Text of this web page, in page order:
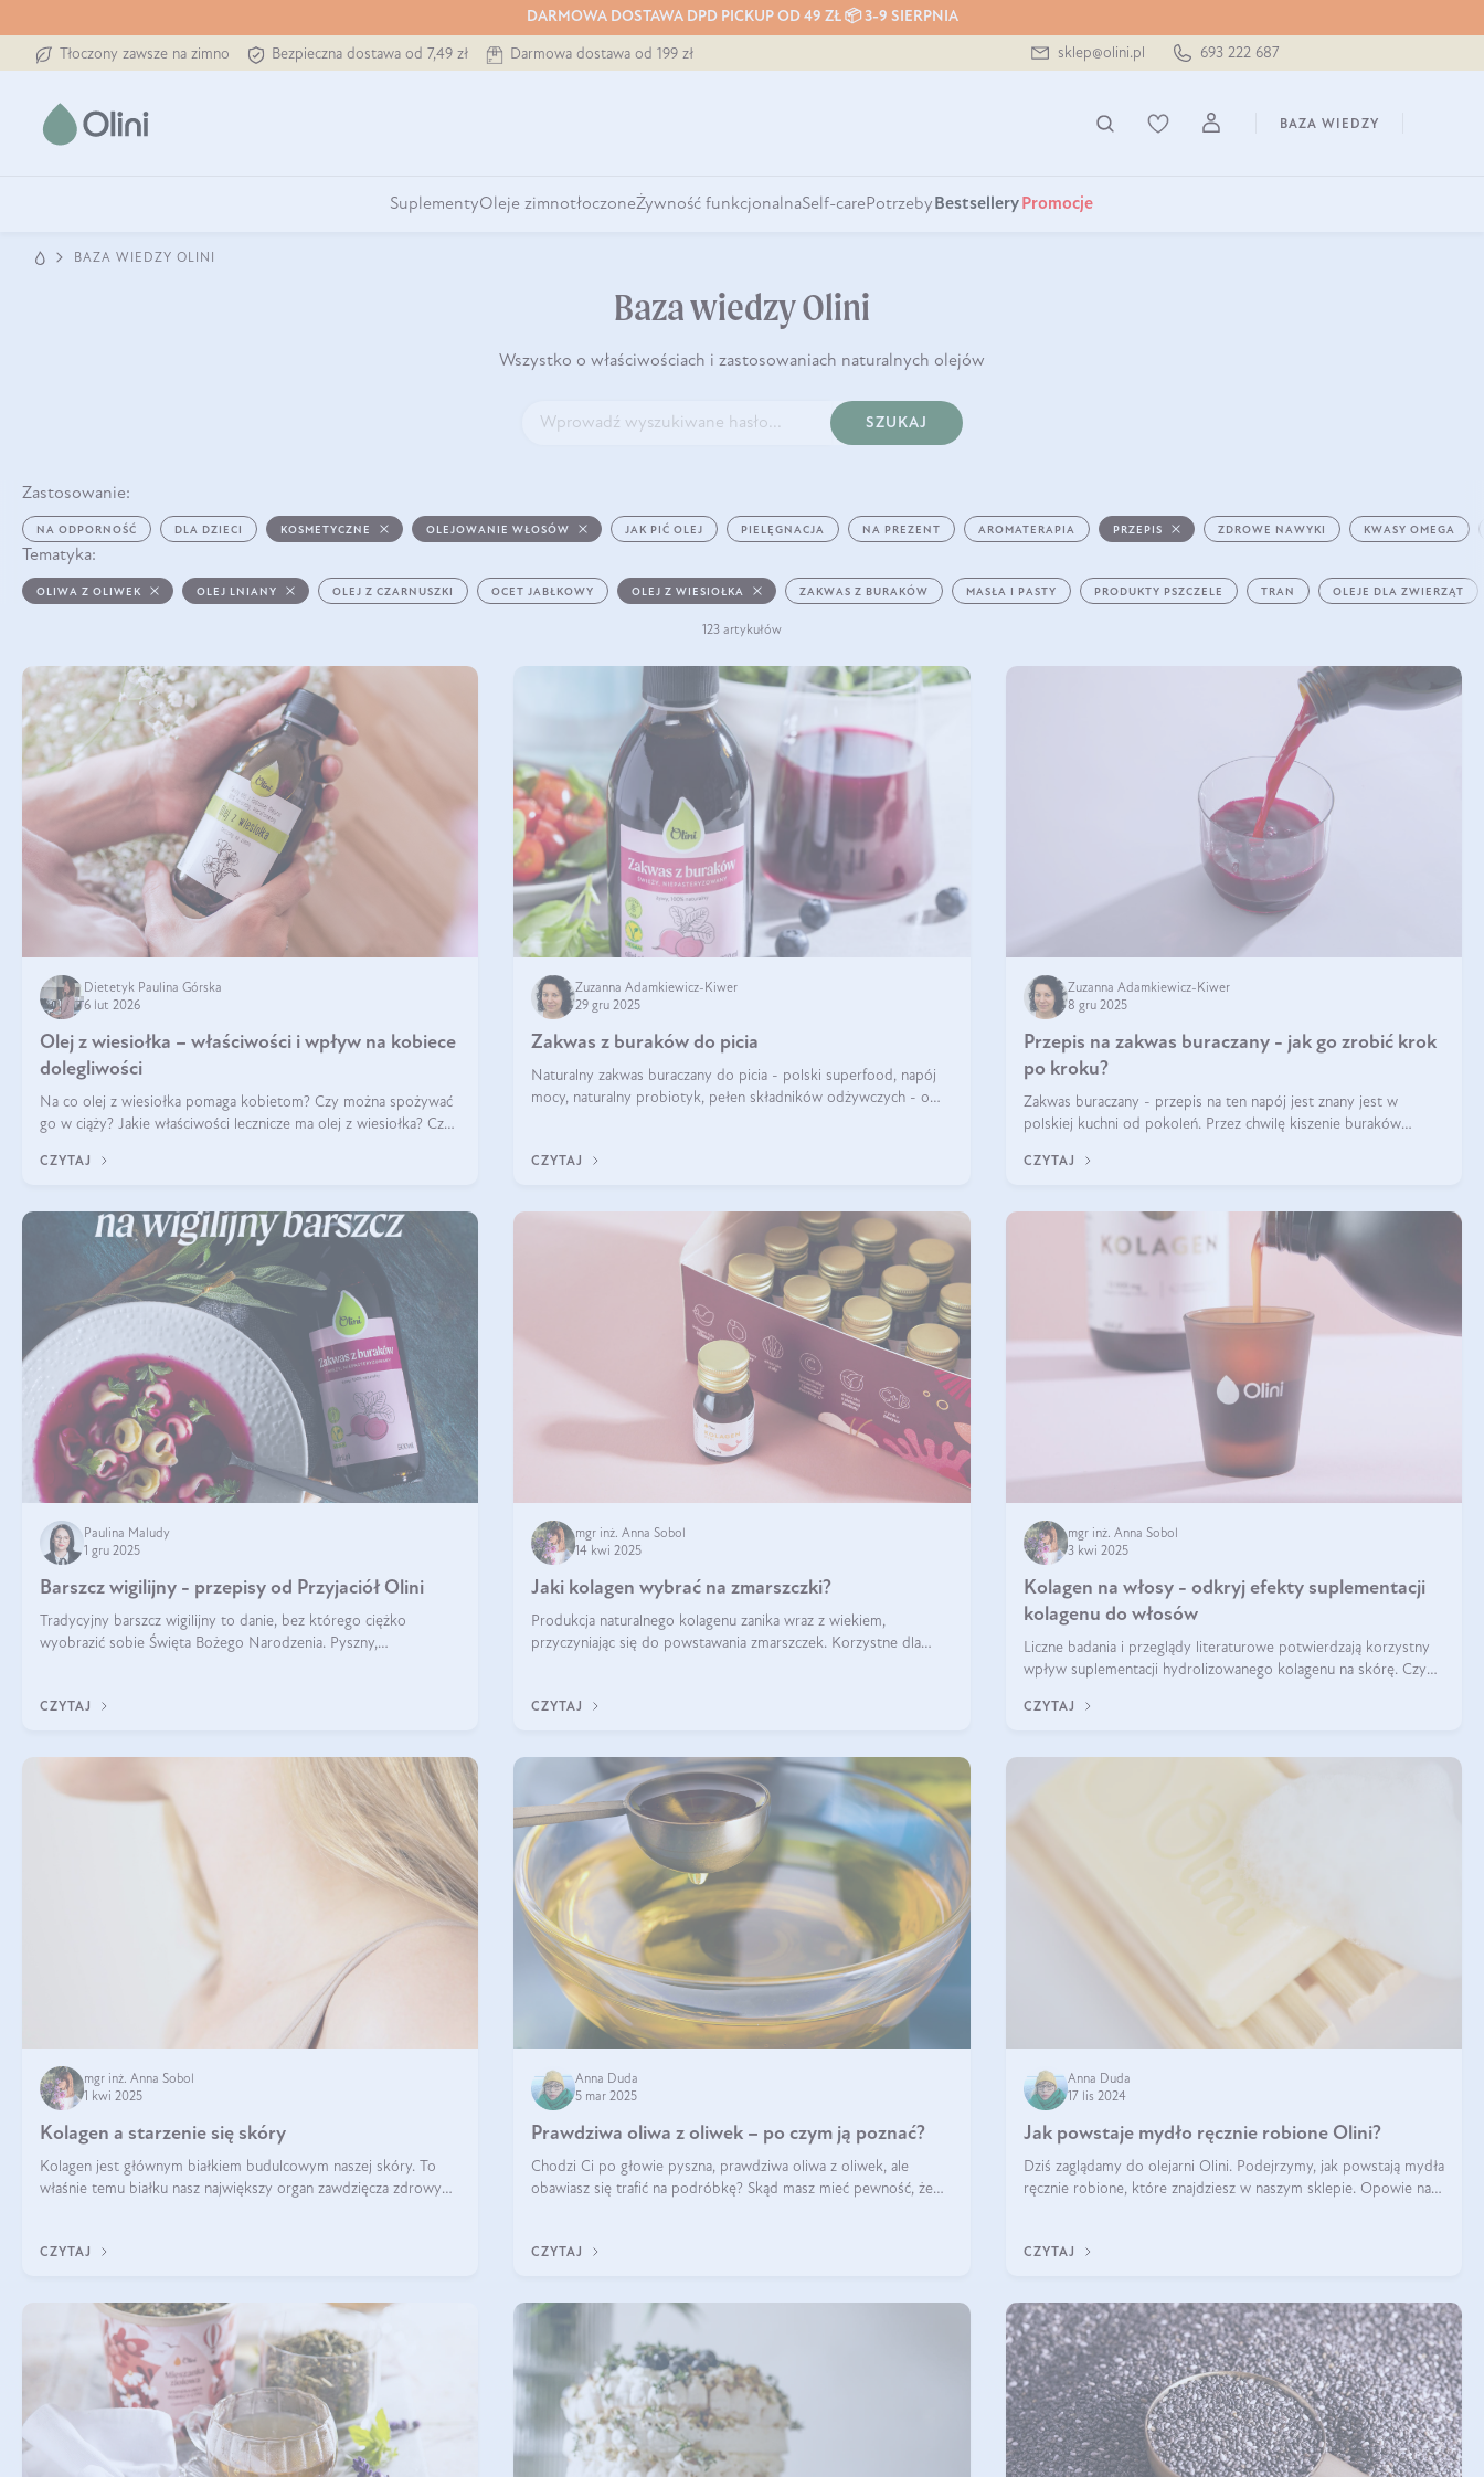
DARMOWA DOSTAWA DPD PICKUP OD 49 ZŁ 📦 3-9 SIERPNIA
Tłoczony zawsze na zimno Bezpieczna dostawa od 7,49 zł Darmowa dostawa od 199 zł sklep@olini.pl 693 222 687
BAZA WIEDZY
SuplementyOleje zimnotłoczoneŻywność funkcjonalnaSelf-carePotrzeby Bestsellery Promocje
BAZA WIEDZY OLINI
Baza wiedzy Olini
Wszystko o właściwościach i zastosowaniach naturalnych olejów
SZUKAJ
Zastosowanie:
NA ODPORNOŚĆ DLA DZIECI KOSMETYCZNE OLEJOWANIE WŁOSÓW JAK PIĆ OLEJ PIELĘGNACJA NA PREZENT AROMATERAPIA PRZEPIS ZDROWE NAWYKI KWASY OMEGA
Tematyka:
OLIWA Z OLIWEK OLEJ LNIANY OLEJ Z CZARNUSZKI OCET JABŁKOWY OLEJ Z WIESIOŁKA ZAKWAS Z BURAKÓW MASŁA I PASTY PRODUKTY PSZCZELE TRAN OLEJE DLA ZWIERZĄT
123 artykułów
Dietetyk Paulina Górska
6 lut 2026
Olej z wiesiołka – właściwości i wpływ na kobiece
dolegliwości
Na co olej z wiesiołka pomaga kobietom? Czy można spożywać
go w ciąży? Jakie właściwości lecznicze ma olej z wiesiołka? Czy
efekty? Jaka jes
CZYTAJ
Zuzanna Adamkiewicz-Kiwer
29 gru 2025
Zakwas z buraków do picia
Naturalny zakwas buraczany do picia - polski superfood, napój
mocy, naturalny probiotyk, pełen składników odżywczych - o
CZYTAJ
Zuzanna Adamkiewicz-Kiwer
8 gru 2025
Przepis na zakwas buraczany - jak go zrobić krok
po kroku?
Zakwas buraczany - przepis na ten napój jest znany jest w
polskiej kuchni od pokoleń. Przez chwilę kiszenie buraków
na fali popularności na
CZYTAJ
Paulina Maludy
1 gru 2025
Barszcz wigilijny - przepisy od Przyjaciół Olini
Tradycyjny barszcz wigilijny to danie, bez którego ciężko
wyobrazić sobie Święta Bożego Narodzenia. Pyszny,
CZYTAJ
mgr inż. Anna Sobol
14 kwi 2025
Jaki kolagen wybrać na zmarszczki?
Produkcja naturalnego kolagenu zanika wraz z wiekiem,
przyczyniając się do powstawania zmarszczek. Korzystne dla
CZYTAJ
mgr inż. Anna Sobol
3 kwi 2025
Kolagen na włosy - odkryj efekty suplementacji
kolagenu do włosów
Liczne badania i przeglądy literaturowe potwierdzają korzystny
wpływ suplementacji hydrolizowanego kolagenu na skórę. Czy
CZYTAJ
mgr inż. Anna Sobol
1 kwi 2025
Kolagen a starzenie się skóry
Kolagen jest głównym białkiem budulcowym naszej skóry. To
właśnie temu białku nasz największy organ zawdzięcza zdrowy
CZYTAJ
Anna Duda
5 mar 2025
Prawdziwa oliwa z oliwek – po czym ją poznać?
Chodzi Ci po głowie pyszna, prawdziwa oliwa z oliwek, ale
obawiasz się trafić na podróbkę? Skąd masz mieć pewność, że
CZYTAJ
Anna Duda
17 lis 2024
Jak powstaje mydło ręcznie robione Olini?
Dziś zaglądamy do olejarni Olini. Podejrzymy, jak powstają mydła
ręcznie robione, które znajdziesz w naszym sklepie. Opowie nam
CZYTAJ